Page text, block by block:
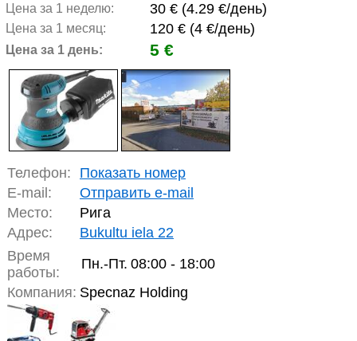
Цена за 1 неделю: 30 € (4.29 €/день)
Цена за 1 месяц: 120 € (4 €/день)
Цена за 1 день: 5 €
Телефон:
Показать номер
E-mail:
Отправить e-mail
Место:
Рига
Адрес:
Bukultu iela 22
Время
работы:
Пн.-Пт. 08:00 - 18:00
Компания: Specnaz Holding